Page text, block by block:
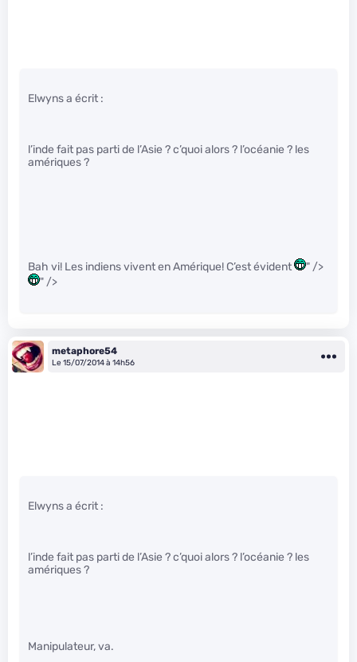
Elwyns a écrit :
l’inde fait pas parti de l’Asie ? c’quoi alors ? l’océanie ? les
amériques ?
Bah vi! Les indiens vivent en Amérique! C’est évident
" />
" />
metaphore54
Le 15/07/2014 à 14h56
Elwyns a écrit :
l’inde fait pas parti de l’Asie ? c’quoi alors ? l’océanie ? les
amériques ?
Manipulateur, va.